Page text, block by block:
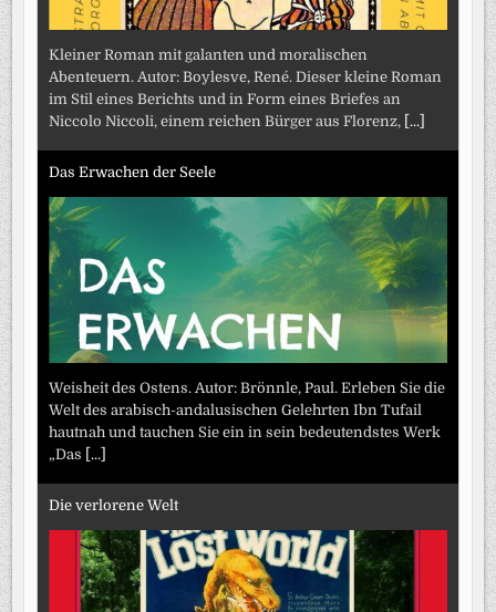
Kleiner Roman mit galanten und moralischen
Abenteuern. Autor: Boylesve, René. Dieser kleine Roman
im Stil eines Berichts und in Form eines Briefes an
Niccolo Niccoli, einem reichen Bürger aus Florenz, [...]
Das Erwachen der Seele
Weisheit des Ostens. Autor: Brönnle, Paul. Erleben Sie die
Welt des arabisch-andalusischen Gelehrten Ibn Tufail
hautnah und tauchen Sie ein in sein bedeutendstes Werk
„Das [...]
Die verlorene Welt